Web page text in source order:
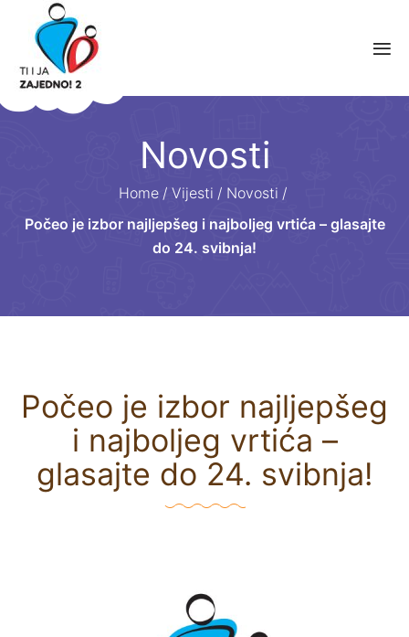
Novosti
Home / Vijesti / Novosti /
Počeo je izbor najljepšeg i najboljeg vrtića – glasajte
do 24. svibnja!
Počeo je izbor najljepšeg
i najboljeg vrtića –
glasajte do 24. svibnja!